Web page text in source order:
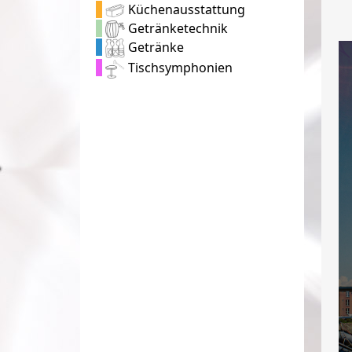
Küchenausstattung
Getränketechnik
Getränke
Tischsymphonien